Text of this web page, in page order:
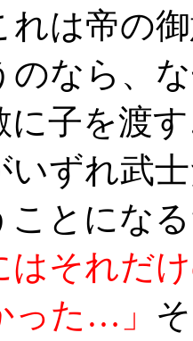
は帝の
のなら、
に子を渡
いずれ武
ことにな
はそれだ
った…」